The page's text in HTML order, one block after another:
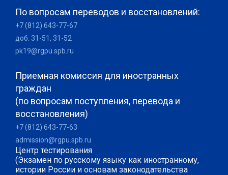
По вопросам переводов и восстановлений:
+7 (812) 643-77-67
доб. 31-51, 31-52
pk19@rgpu.spb.ru
Приемная комиссия для иностранных
граждан
(по вопросам поступления, перевода и
восстановления)
+7 (812) 643-77-63
admission@rgpu.spb.ru
Центр тестирования
(Экзамен по русскому языку как иностранному,
истории России и основам законодательства